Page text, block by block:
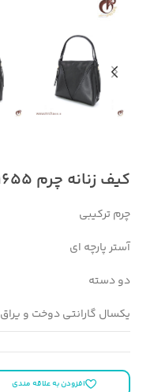
کیف زنانه چرم mrc1655
چرم ترکیبی
آستر پارچه ای
دو دسته
یکسال گارانتی دوخت و یراق
افزودن به علاقه مندی